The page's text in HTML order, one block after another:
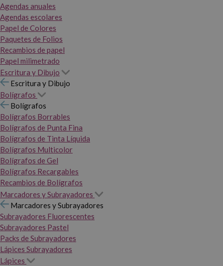
Agendas anuales
Agendas escolares
Papel de Colores
Paquetes de Folios
Recambios de papel
Papel milimetrado
Escritura y Dibujo
Escritura y Dibujo
Bolígrafos
Bolígrafos
Bolígrafos Borrables
Bolígrafos de Punta Fina
Bolígrafos de Tinta Líquida
Bolígrafos Multicolor
Bolígrafos de Gel
Bolígrafos Recargables
Recambios de Bolígrafos
Marcadores y Subrayadores
Marcadores y Subrayadores
Subrayadores Fluorescentes
Subrayadores Pastel
Packs de Subrayadores
Lápices Subrayadores
Lápices